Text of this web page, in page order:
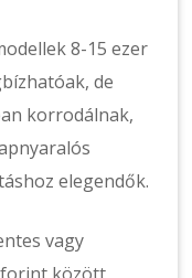
8-15 ezer
de
korrodálnak,
elegendők.
vagy